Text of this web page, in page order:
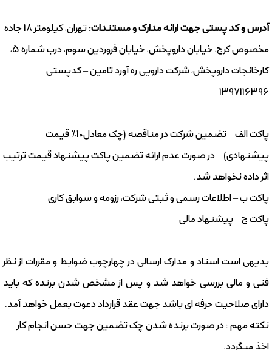
آدرس و کد پستی جهت ارائه مدارک و مستندات:
تهران، کیلومتر 18 جاده
مخصوص کرج، خیابان داروپخش، خیابان فروردین سوم، درب شماره 5،
کارخانجات داروپخش، شرکت دارویی ره آورد تامین – کدپستی
1397116396
پاکت الف – تضمین شرکت در مناقصه (چک معادل10% قیمت
پیشنهادی) – در صورت عدم ارائه تضمین پاکت پیشنهاد قیمت ترتیب
اثر داده نخواهد شد.
پاکت ب – اطلاعات رسمی و ثبتی شرکت، رزومه و سوابق کاری
پاکت ج – پیشنهاد مالی
بدیهی است اسناد و مدارک ارسالی در چهارچوب ضوابط و مقررات از نظر
فنی و مالی بررسی خواهد شد و پس از مشخص شدن برنده که باید
دارای صلاحیت حرفه ای باشد جهت عقد قرارداد دعوت بعمل خواهد آمد.
نکته مهم : در صورت برنده شدن چک تضمین جهت حسن انجام کار
اخذ میگردد.